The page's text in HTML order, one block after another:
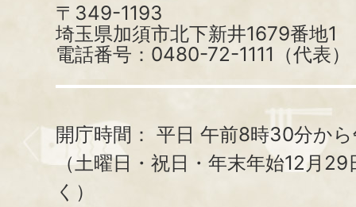
〒349-1193
埼玉県加須市北下新井1679番地1
電話番号：0480-72-1111（代表）
開庁時間： 平日 午前8時30分か
（土曜日・祝日・年末年始12月
く）